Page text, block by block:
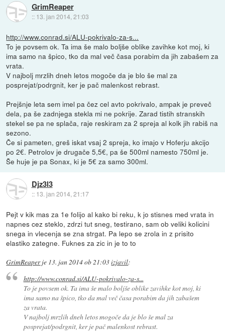
GrimReaper
:: 13. jan 2014, 21:03
http://www.conrad.si/ALU-pokrivalo-za-s...
To je povsem ok. Ta ima še malo boljše oblike zavihke kot moj, ki
ima samo na špico, tko da mal več časa porabim da jih zabašem za
vrata.
V najbolj mrzlih dneh letos mogoče da je blo še mal za
posprejat/podrgnit, ker je pač malenkost rebrast.
Prejšnje leta sem imel pa čez cel avto pokrivalo, ampak je preveč
dela, pa še zadnjega stekla mi ne pokrije. Zarad tistih stranskih
stekel se pa ne splača, raje reskiram za 2 spreja al kolk jih rabiš na
sezono.
Če si pameten, greš iskat vsaj 2 spreja, ko imajo v Hoferju akcijo
po 2€. Petrolov je drugače 5,5€, pa še 500ml namesto 750ml je.
Še huje je pa Sonax, ki je 5€ za samo 300ml.
Djz3l3
:: 13. jan 2014, 21:17
Pejt v kik mas za 1e folijo al kako bi reku, k jo stisnes med vrata in
napnes cez steklo, zdrzi tut sneg, testirano, sam ob veliki kolicini
snega in vlecenja se zna strgat. Pa lepo se zrola in z prisito
elastiko zategne. Fuknes za zic in je to to
GrimReaperje 13. jan 2014 ob 21:03izjavil:
http://www.conrad.si/ALU-pokrivalo-za-s...
To je povsem ok. Ta ima še malo boljše oblike zavihke kot moj, ki
ima samo na špico, tko da mal več časa porabim da jih zabašem
za vrata.
V najbolj mrzlih dneh letos mogoče da je blo še mal za
posprejat/podrgnit, ker je pač malenkost rebrast.